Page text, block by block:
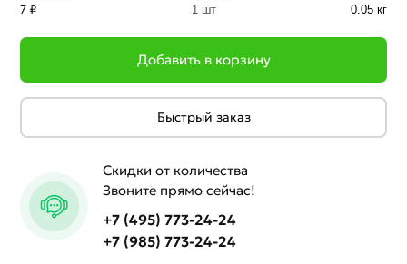
7 ₽
1 шт
0.05 кг
Добавить в корзину
Быстрый заказ
Скидки от количества
Звоните прямо сейчас!
+7 (495) 773-24-24
+7 (985) 773-24-24